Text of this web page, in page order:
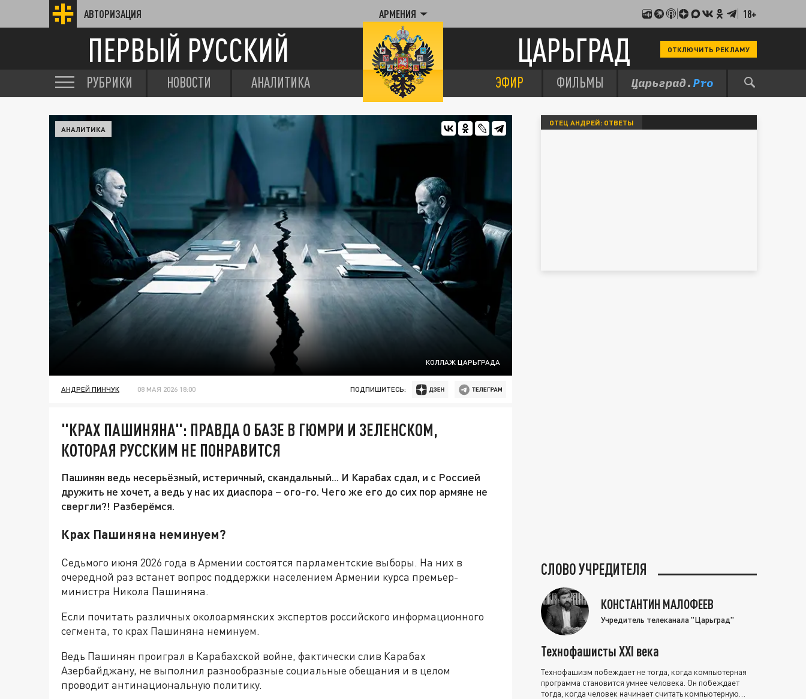
АВТОРИЗАЦИЯ АРМЕНИЯ 18+
ПЕРВЫЙ РУССКИЙ ЦАРЬГРАД ОТКЛЮЧИТЬ РЕКЛАМУ
РУБРИКИ НОВОСТИ АНАЛИТИКА ЭФИР ФИЛЬМЫ
КОЛЛАЖ ЦАРЬГРАДА
АНАЛИТИКА
АНДРЕЙ ПИНЧУК 08 МАЯ 2026 18:00 ПОДПИШИТЕСЬ:
"КРАХ ПАШИНЯНА": ПРАВДА О БАЗЕ В ГЮМРИ И ЗЕЛЕНСКОМ,
КОТОРАЯ РУССКИМ НЕ ПОНРАВИТСЯ
Пашинян ведь несерьёзный, истеричный, скандальный... И Карабах сдал, и с Россией
дружить не хочет, а ведь у нас их диаспора – ого-го. Чего же его до сих пор армяне не
свергли?! Разберёмся.
Крах Пашиняна неминуем?
Седьмого июня 2026 года в Армении состоятся парламентские выборы. На них в
очередной раз встанет вопрос поддержки населением Армении курса премьер-
министра Никола Пашиняна.
Если почитать различных околоармянских экспертов российского информационного
сегмента, то крах Пашиняна неминуем.
Ведь Пашинян проиграл в Карабахской войне, фактически слив Карабах
Азербайджану, не выполнил разнообразные социальные обещания и в целом
проводит антинациональную политику.
ОТЕЦ АНДРЕЙ: ОТВЕТЫ
СЛОВО УЧРЕДИТЕЛЯ
КОНСТАНТИН МАЛОФЕЕВ
Учредитель телеканала "Царьград"
Технофашисты XXI века
Технофашизм побеждает не тогда, когда компьютерная
программа становится умнее человека. Он побеждает
тогда, когда человек начинает считать компьютерную